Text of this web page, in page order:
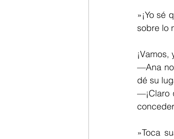
»¡Yo sé
sobre lo
—Ana no
dé su
—¡Claro
»Toca